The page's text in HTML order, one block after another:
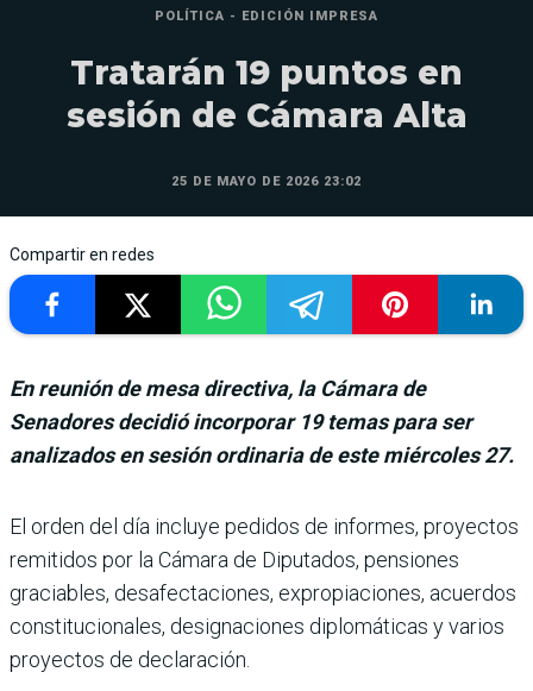
POLÍTICA - EDICIÓN IMPRESA
Tratarán 19 puntos en
sesión de Cámara Alta
25 DE MAYO DE 2026 23:02
Compartir en redes
En reunión de mesa directiva, la Cámara de
Senadores decidió incorporar 19 temas para ser
analizados en sesión ordinaria de este miércoles 27.
El orden del día incluye pedi­dos de informes, proyectos
remitidos por la Cámara de Diputados, pensiones
gracia­bles, desafectaciones, expro­piaciones, acuerdos
consti­tucionales, designaciones diplomáticas y varios
pro­yectos de declaración.